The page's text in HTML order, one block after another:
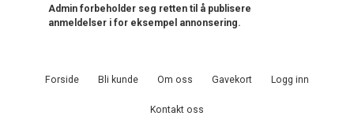
Admin forbeholder seg retten til å publisere
anmeldelser i for eksempel annonsering.
Forside Bli kunde Om oss Gavekort Logg inn
Kontakt oss